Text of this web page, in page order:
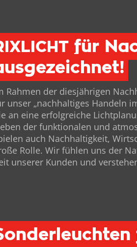
für
Rah­men der diesjähri­gen
unser „nach­haltiges Han­deln
an eine erfol­gre­iche
der funk­tionalen und
auch Nach­haltigkeit,
Rolle. Wir fühlen uns der
unser­er Kun­den und